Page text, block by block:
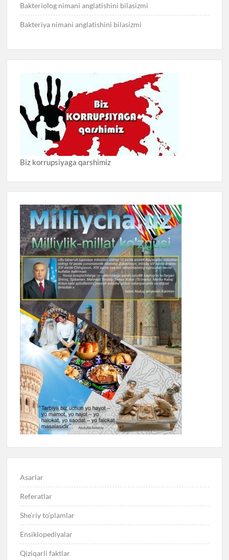
Bakteriolog nimani anglatishini bilasizmi
Bakteriya nimani anglatishini bilasizmi
Biz korrupsiyaga qarshimiz
Asarlar
Referatlar
She’riy to’plamlar
Ensiklopediyalar
Qiziqarli faktlar